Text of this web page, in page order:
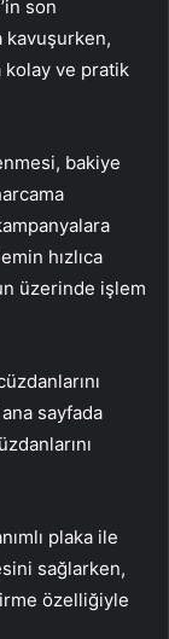
son
kavuşurken,
kolay ve pratik
bakiye
hızlıca
üzerinde işlem
sayfada
plaka ile
sağlarken,
özelliğiyle